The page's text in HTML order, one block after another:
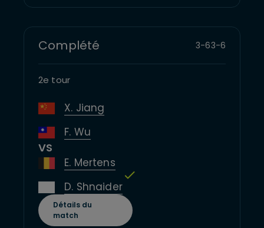
Complété 3-63-6
2e tour
X. Jiang
F. Wu
VS
E. Mertens
D. Shnaider
Détails du
match